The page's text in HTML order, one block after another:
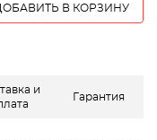
В КОРЗИНУ
и
Гарантия